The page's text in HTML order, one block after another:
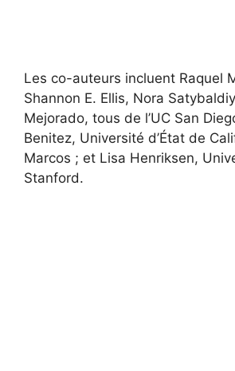
Les co-auteurs incluent Raquel
Shannon E. Ellis, Nora
Mejorado, tous de l’UC San
Benitez, Université d’État de
Marcos ; et Lisa Henriksen,
Stanford.